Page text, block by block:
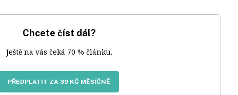
Chcete číst dál?
Ještě na vás čeká 70 % článku.
PŘEDPLATIT ZA 39 KČ MĚSÍČNĚ